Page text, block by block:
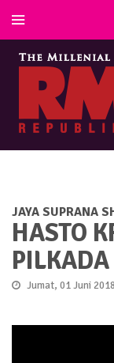
JAYA SUPRANA
HASTO
Jumat, 01 Juni